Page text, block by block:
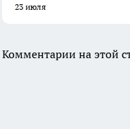
23 июля
Комментарии на этой